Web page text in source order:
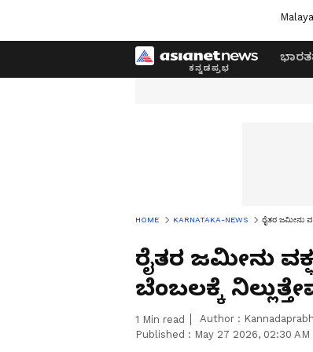
ಭಾರತ
HOME KARNATAKA-NEWS ರೈತರ ಜಮೀನು
ರೈತರ ಜಮೀನು
ಬೆಂಬಲಕ್ಕೆ
1 Min read Author :
Published : May 27 2026, 02:30 AM